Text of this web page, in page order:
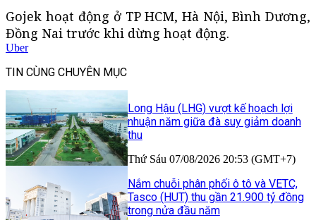
Gojek hoạt động ở TP HCM, Hà Nội, Bình Dương,
Đồng Nai trước khi dừng hoạt động.
Uber
TIN CÙNG CHUYÊN MỤC
Long Hậu (LHG) vượt kế hoạch lợi
nhuận năm giữa đà suy giảm doanh
thu
Thứ Sáu 07/08/2026 20:53 (GMT+7)
Nắm chuỗi phân phối ô tô và VETC,
Tasco (HUT) thu gần 21.900 tỷ đồng
trong nửa đầu năm